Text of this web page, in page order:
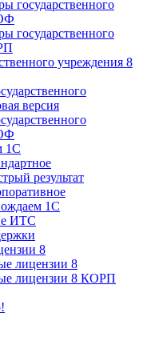
государственного
государственного
учреждения 8
версия
1С
результат
1С
ИТС
8
лицензии 8
лицензии 8 КОРП